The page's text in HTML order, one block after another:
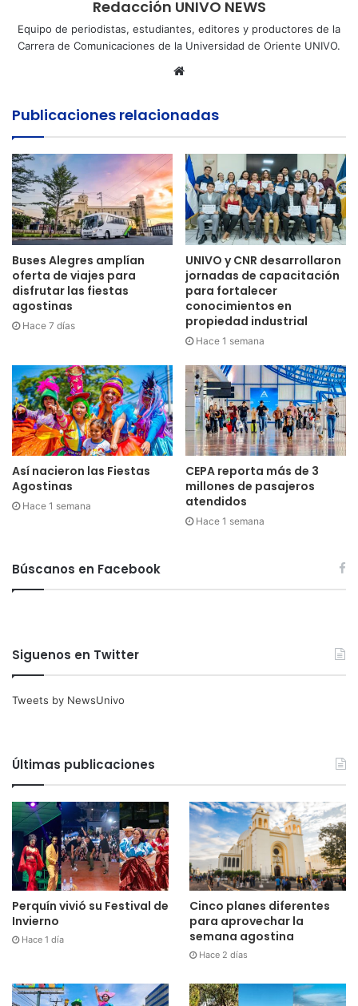
Redacción UNIVO NEWS
Equipo de periodistas, estudiantes, editores y productores de la
Carrera de Comunicaciones de la Universidad de Oriente UNIVO.
Sitio
Publicaciones relacionadas
Buses Alegres amplían
oferta de viajes para
disfrutar las fiestas
agostinas
Hace 7 días
UNIVO y CNR desarrollaron
jornadas de capacitación
para fortalecer
conocimientos en
propiedad industrial
Hace 1 semana
Así nacieron las Fiestas
Agostinas
Hace 1 semana
CEPA reporta más de 3
millones de pasajeros
atendidos
Hace 1 semana
Búscanos en Facebook
Siguenos en Twitter
Tweets by NewsUnivo
Últimas publicaciones
Perquín vivió su Festival de
Invierno
Hace 1 día
Cinco planes diferentes
para aprovechar la
semana agostina
Hace 2 días